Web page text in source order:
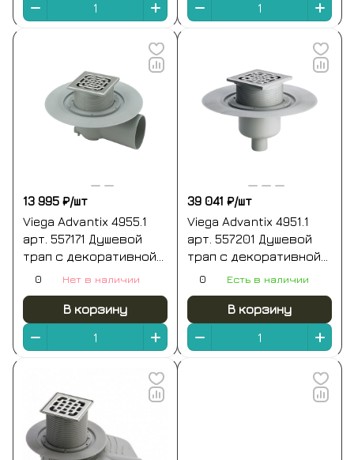
13 995 ₽/шт
Viega Advantix 4955.1
арт. 557171 Душевой
трап с декоративной
панелью 150*150 мм
0 Нет в наличии
В корзину
39 041 ₽/шт
Viega Advantix 4951.1
арт. 557201 Душевой
трап с декоративной
панелью 150*150 мм
0 Есть в наличии
В корзину